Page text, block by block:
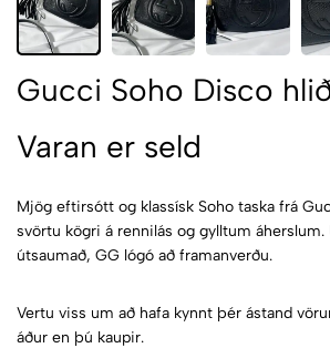
Gucci Soho Disco
Varan er seld
Mjög eftirsótt og klassísk Soho taska frá
svörtu kögri á rennilás og gylltum áherslum.
útsaumað, GG lógó að framanverðu.
Vertu viss um að hafa kynnt þér ástand
áður en þú kaupir.